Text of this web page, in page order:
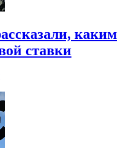
каким
ставки